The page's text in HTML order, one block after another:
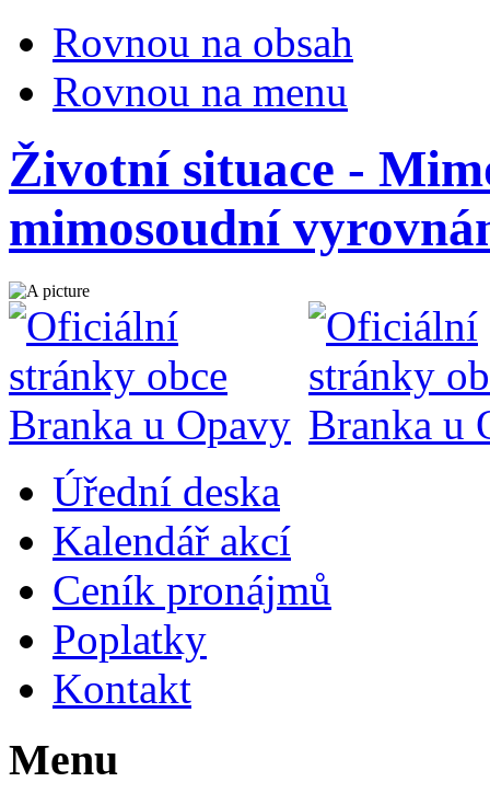
Rovnou na obsah
Rovnou na menu
Životní situace -
mimosoudní
Úřední deska
Kalendář akcí
Ceník pronájmů
Poplatky
Kontakt
Menu